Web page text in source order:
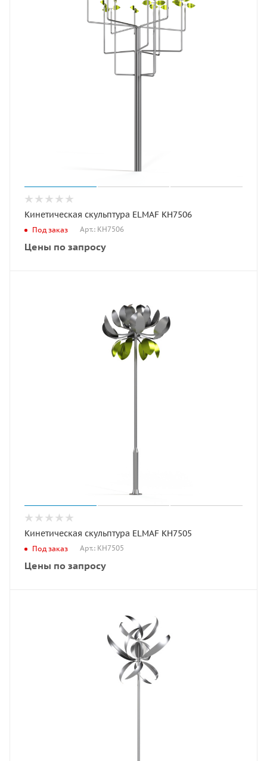
Кинетическая скульптура ELMAF КН7506
Под заказ Арт.: КН7506
Цены по запросу
Кинетическая скульптура ELMAF КН7505
Под заказ Арт.: КН7505
Цены по запросу